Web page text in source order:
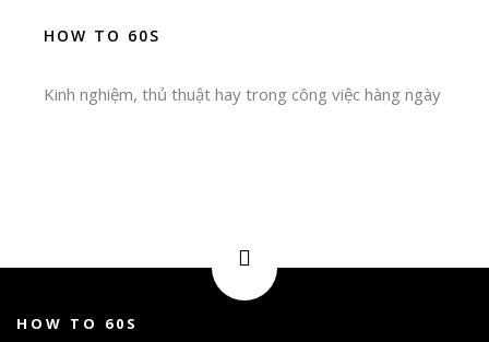
HOW TO 60S
Kinh nghiệm, thủ thuật hay trong công việc hàng ngày
HOW TO 60S